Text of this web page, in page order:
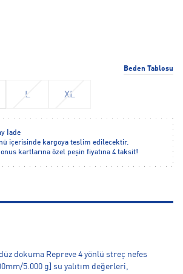
Beden Tablosu
L XL
İade
içerisinde kargoya teslim edilecektir.
kartlarına özel peşin fiyatına 4 taksit!
dokuma Repreve 4 yönlü streç nefes
5.000 g] su yalıtım değerleri,